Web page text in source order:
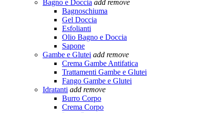
Bagno e Doccia add remove
Bagnoschiuma
Gel Doccia
Esfolianti
Olio Bagno e Doccia
Sapone
Gambe e Glutei add remove
Crema Gambe Antifatica
Trattamenti Gambe e Glutei
Fango Gambe e Glutei
Idratanti add remove
Burro Corpo
Crema Corpo